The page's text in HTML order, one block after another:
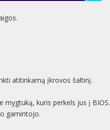
atitinkamą įkrovos šaltinį.
mygtuką, kuris perkels jus į BIOS.
gamintojo.